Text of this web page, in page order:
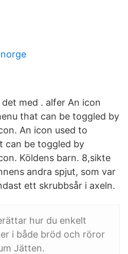
med . alfer An icon
that can be toggled by
An icon used to
can be toggled by
Köldens barn. 8,sikte
andra spjut, som var
ett skrubbsår i axeln.
hur du enkelt
i både bröd och röror
Jätten.